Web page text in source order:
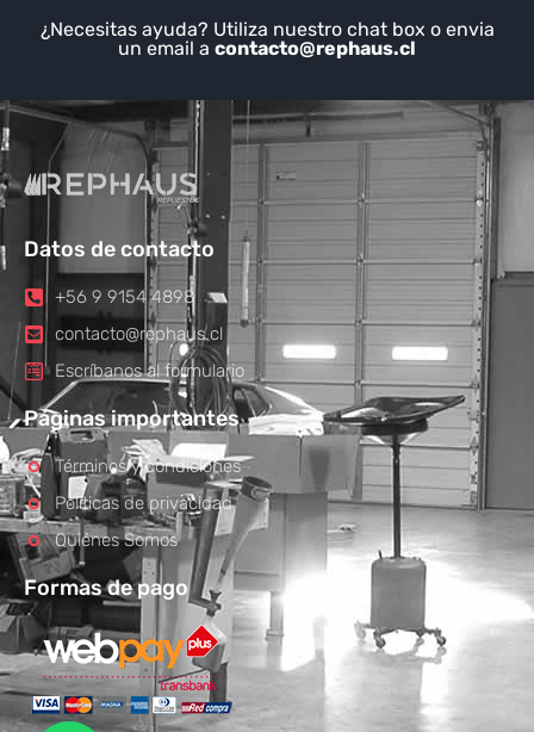
¿Necesitas ayuda? Utiliza nuestro chat box o envia
un email a contacto@rephaus.cl
Datos de contacto
+56 9 9154 4898
contacto@rephaus.cl
Escríbanos al formulario
Páginas importantes
Términos y condiciones
Políticas de privacidad
Quiénes Somos
Formas de pago